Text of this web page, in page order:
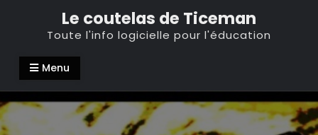
Le coutelas de Ticeman
Toute l'info logicielle pour l'éducation
Menu